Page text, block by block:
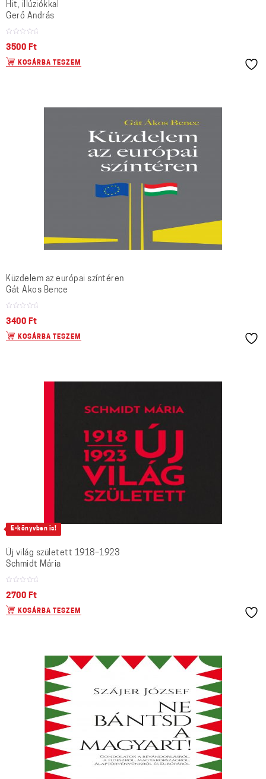
Hit, illúziókkal
Gerő András
3500 Ft
KOSÁRBA TESZEM
Küzdelem az európai színtéren
Gát Ákos Bence
3400 Ft
KOSÁRBA TESZEM
E-könyvben is!
Új világ született 1918–1923
Schmidt Mária
2700 Ft
KOSÁRBA TESZEM